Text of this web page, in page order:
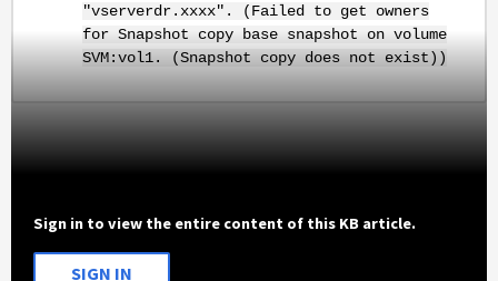
"vserverdr.xxxx". (Failed to get owners
for Snapshot copy base snapshot on volume
SVM:vol1. (Snapshot copy does not exist))
Sign in to view the entire content of this KB article.
SIGN IN